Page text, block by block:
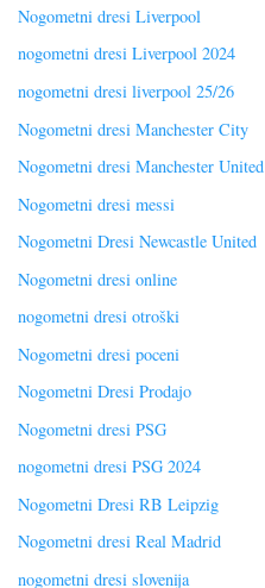
Nogometni dresi Liverpool
nogometni dresi Liverpool 2024
nogometni dresi liverpool 25/26
Nogometni dresi Manchester City
Nogometni dresi Manchester United
Nogometni dresi messi
Nogometni Dresi Newcastle United
Nogometni dresi online
nogometni dresi otroški
Nogometni dresi poceni
Nogometni Dresi Prodajo
Nogometni dresi PSG
nogometni dresi PSG 2024
Nogometni Dresi RB Leipzig
Nogometni dresi Real Madrid
nogometni dresi slovenija